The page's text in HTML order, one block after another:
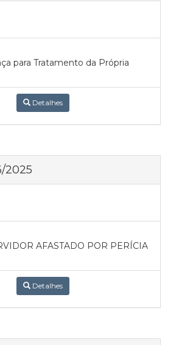
para Tratamento da Própria
Detalhes
2025
AFASTADO POR PERÍCIA
Detalhes